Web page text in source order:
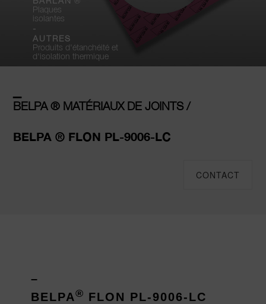
BARLAN
Plaques
isolantes
-
AUTRES
Produits d'étanchéité et
d'isolation thermique
–
BELPA ® MATÉRIAUX DE JOINTS /
BELPA ® FLON PL-9006-LC
CONTACT
–
BELPA® FLON PL-9006-LC